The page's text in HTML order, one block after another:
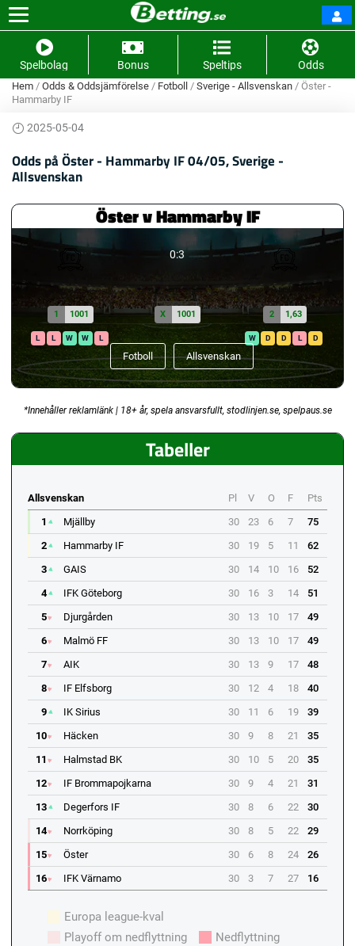
Spelbolag Bonus Speltips Odds
Hem / Odds & Oddsjämförelse / Fotboll / Sverige - Allsvenskan / Öster -
Hammarby IF
2025-05-04
Odds på Öster - Hammarby IF 04/05, Sverige -
Allsvenskan
Öster v Hammarby IF
0:3
L L W W L
1 1001 X 1001 2 1,63
W D D L D
Fotboll Allsvenskan
*Innehåller reklamlänk | 18+ år, spela ansvarsfullt, stodlinjen.se, spelpaus.se
Tabeller
Allsvenskan Pl V O F
Pts
1
Mjällby 30 23 6 7
75
2
Hammarby IF 30 19 5 11
62
3
GAIS 30 14 10 16
52
4
IFK Göteborg 30 16 3 14
51
5
Djurgården 30 13 10 17
49
6
Malmö FF 30 13 10 17
49
7
AIK 30 13 9 17
48
8
IF Elfsborg 30 12 4 18
40
9
IK Sirius 30 11 6 19
39
10
Häcken 30 9 8 21
35
11
Halmstad BK 30 10 5 20
35
12
IF Brommapojkarna 30 9 4 21
31
13
Degerfors IF 30 8 6 22
30
14
Norrköping 30 8 5 22
29
15
Öster 30 6 8 24
26
16
IFK Värnamo 30 3 7 27 16
Europa league-kval
Playoff om nedflyttning
Nedflyttning